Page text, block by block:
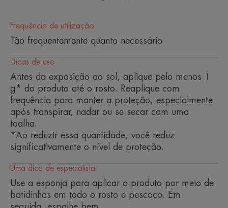
alta para a pele intolerante
protege enquanto age como
maquiagem. Uso em cicatrizes
recentes e para evitar a
hiperpigmentação.
Vantagem
Proteção mineral alta e 100% estável para peles
intolerantes e sensíveis. Sem perfume, ele oferece
muito boa tolerância e alta proteção contra raios
UVB e UVA (curtos e longos). Um poderoso
Frequência de utilização
Tão frequentemente quanto necessário
Dicas de uso
Antes da exposição ao sol, aplique pelo menos 1
g* do produto até o rosto. Reaplique com
frequência para manter a proteção, especialmente
após transpirar, nadar ou se secar com uma
toalha.
*Ao reduzir essa quantidade, você reduz
significativamente o nível de proteção.
Uma dica de especialista
Use a esponja para aplicar o produto por meio de
batidinhas em todo o rosto e pescoço. Em